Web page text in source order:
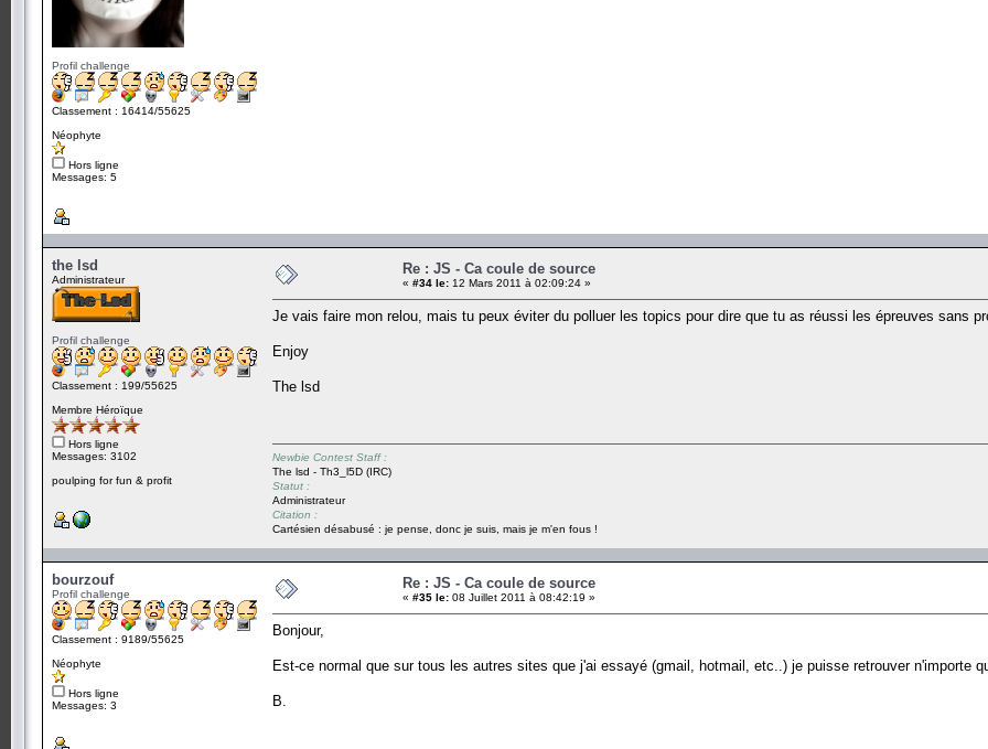
Profil challenge
Classement : 16414/55625
Néophyte
Hors ligne
Messages: 5
the lsd
Administrateur
Profil challenge
Classement : 199/55625
Membre Héroïque
Hors ligne
Messages: 3102
poulping for fun & profit
Re : JS - Ca coule de source
« #34 le: 12 Mars 2011 à 02:09:24 »
Je vais faire mon relou, mais tu peux éviter du polluer les topics pour dire que tu as réussi les épreuves sans
Enjoy
The lsd
Newbie Contest Staff :
The lsd - Th3_l5D (IRC)
Statut :
Administrateur
Citation :
Cartésien désabusé : je pense, donc je suis, mais je m'en fous !
bourzouf
Profil challenge
Classement : 9189/55625
Néophyte
Hors ligne
Messages: 3
Re : JS - Ca coule de source
« #35 le: 08 Juillet 2011 à 08:42:19 »
Bonjour,
Est-ce normal que sur tous les autres sites que j'ai essayé (gmail, hotmail, etc..) je puisse retrouver n'importe
B.